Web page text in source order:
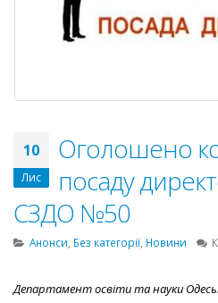
10
Лис
Оголошено
посаду
СЗДО №50
Анонси Без категорії, Новини
Департамент освіти та науки